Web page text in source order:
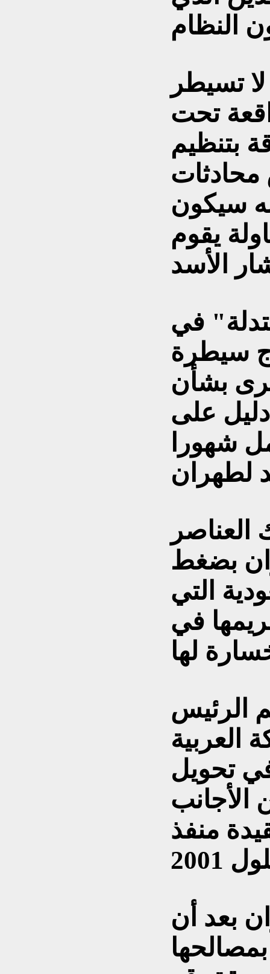
تسيطر
تحت
بتنظيم
محادثات
سيكون
يقوم
في
سيطرة
بشأن
على
شهورا
بضغط
التي
في
الرئيس
العربية
تحويل
الأجانب
منفذ
بعد أن